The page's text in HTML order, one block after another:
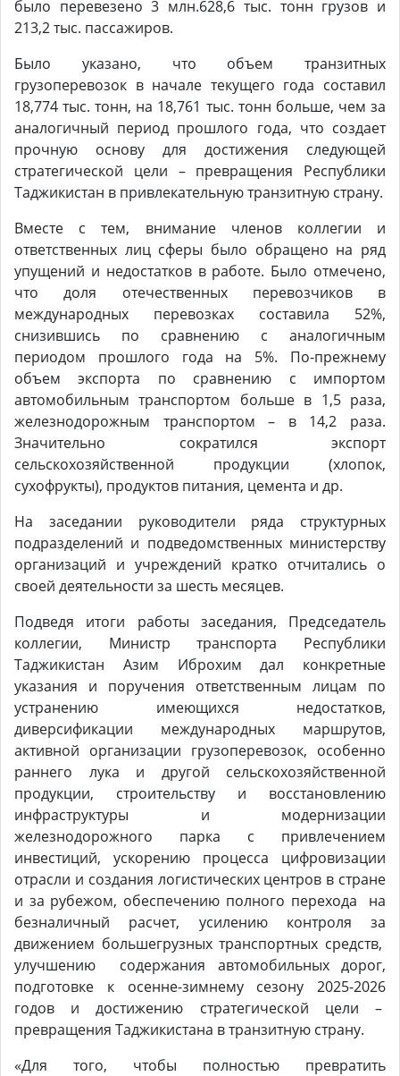
было перевезено 3 млн.628,6 тыс. тонн грузов и
213,2 тыс. пассажиров.
Было указано, что объем транзитных
грузоперевозок в начале текущего года составил
18,774 тыс. тонн, на 18,761 тыс. тонн больше, чем за
аналогичный период прошлого года, что создает
прочную основу для достижения следующей
стратегической цели – превращения Республики
Таджикистан в привлекательную транзитную страну.
Вместе с тем, внимание членов коллегии и
ответственных лиц сферы было обращено на ряд
упущений и недостатков в работе. Было отмечено,
что доля отечественных перевозчиков в
международных перевозках составила 52%,
снизившись по сравнению с аналогичным
периодом прошлого года на 5%. По-прежнему
объем экспорта по сравнению с импортом
автомобильным транспортом больше в 1,5 раза,
железнодорожным транспортом – в 14,2 раза.
Значительно сократился экспорт
сельскохозяйственной продукции (хлопок,
сухофрукты), продуктов питания, цемента и др.
На заседании руководители ряда структурных
подразделений и подведомственных министерству
организаций и учреждений кратко отчитались о
своей деятельности за шесть месяцев.
Подведя итоги работы заседания, Председатель
коллегии, Министр транспорта Республики
Таджикистан Азим Иброхим дал конкретные
указания и поручения ответственным лицам по
устранению имеющихся недостатков,
диверсификации международных маршрутов,
активной организации грузоперевозок, особенно
раннего лука и другой сельскохозяйственной
продукции, строительству и восстановлению
инфраструктуры и модернизации
железнодорожного парка с привлечением
инвестиций, ускорению процесса цифровизации
отрасли и создания логистических центров в стране
и за рубежом, обеспечению полного перехода на
безналичный расчет, усилению контроля за
движением большегрузных транспортных средств,
улучшению содержания автомобильных дорог,
подготовке к осенне-зимнему сезону 2025-2026
годов и достижению стратегической цели –
превращения Таджикистана в транзитную страну.
«Для того, чтобы полностью превратить